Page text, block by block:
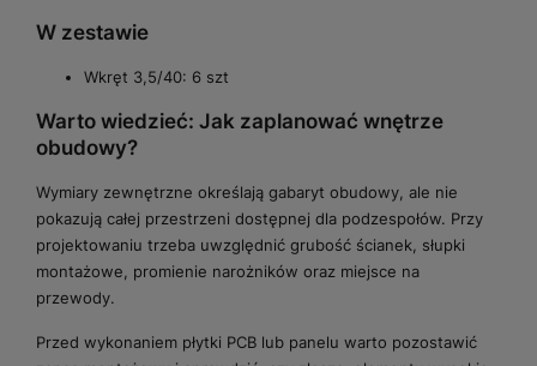
W zestawie
Wkręt 3,5/40: 6 szt
Warto wiedzieć: Jak zaplanować wnętrze
obudowy?
Wymiary zewnętrzne określają gabaryt obudowy, ale nie
pokazują całej przestrzeni dostępnej dla podzespołów. Przy
projektowaniu trzeba uwzględnić grubość ścianek, słupki
montażowe, promienie narożników oraz miejsce na
przewody.
Przed wykonaniem płytki PCB lub panelu warto pozostawić